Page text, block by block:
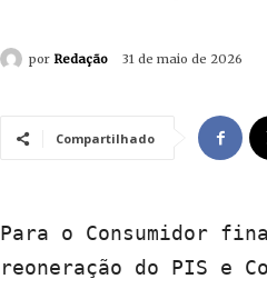
por Redação 31 de maio de 2026
Compartilhado
Para o Consumidor
reoneração do PIS e